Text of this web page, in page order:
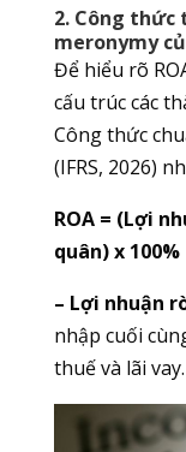
2. Công thức
meronymy
Để hiểu rõ
cấu trúc các
Công thức
(IFRS, 2026)
ROA = (Lợi
quân) x 100%
– Lợi nhuận
nhập cuối
thuế và lãi vay.